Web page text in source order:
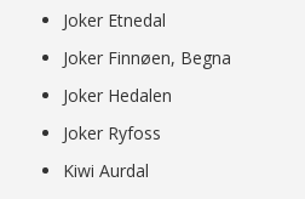
Joker Etnedal
Joker Finnøen, Begna
Joker Hedalen
Joker Ryfoss
Kiwi Aurdal